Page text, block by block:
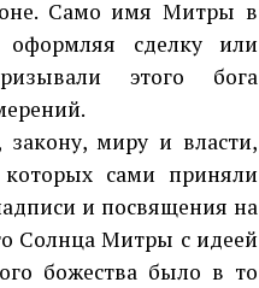
Само имя Митры в
оформляя сделку или
этого бога
миру и власти,
сами приняли
и посвящения на
Солнца Митры с идеей
божества было в то